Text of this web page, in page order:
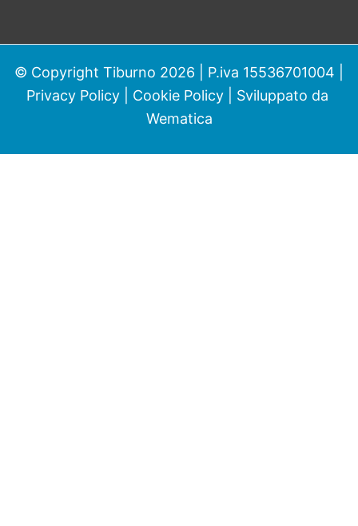
© Copyright Tiburno 2026 | P.iva 15536701004 |
Privacy Policy| Cookie Policy| Sviluppato da
Wematica